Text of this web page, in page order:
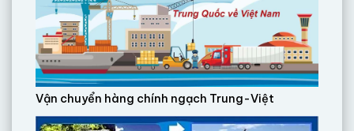
Vận chuyển hàng chính ngạch Trung-Việt